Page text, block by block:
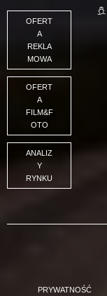
OFERT
A
REKLA
MOWA
OFERT
A
FILM&F
OTO
ANALIZ
Y
RYNKU
PRYWATNOŚĆ